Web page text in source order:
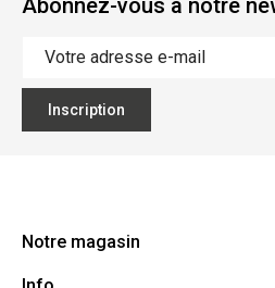
Inscription
Notre magasin